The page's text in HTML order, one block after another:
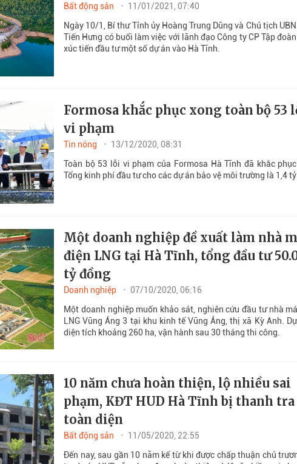
Bất động sản
11/01/2021, 07:40
Ngày 10/1, Bí thư Tỉnh ủy Hoàng Trung Dũng và Chủ tịch
Tiến Hưng có buổi làm việc với lãnh đạo Công ty CP Tập
xúc tiến đầu tư một số dự án vào Hà Tĩnh.
Formosa khắc phục xong toàn bộ 53
vi phạm
Tin nóng
13/12/2020, 08:31
Toàn bộ 53 lỗi vi phạm của Formosa Hà Tĩnh đã khắc phục
Tổng kinh phí đầu tư cho các dự án bảo vệ môi trường là 1,4 tỷ
Một doanh nghiệp đề xuất làm nhà
điện LNG tại Hà Tĩnh, tổng đầu tư
tỷ đồng
Doanh nghiệp
07/10/2020, 06:16
Một doanh nghiệp muốn khảo sát, nghiên cứu đầu tư nhà
LNG Vũng Áng 3 tại khu kinh tế Vũng Áng, thị xã Kỳ Anh.
diện tích khoảng 260 ha, vận hành sau 30 tháng thi công.
10 năm chưa hoàn thiện, lộ nhiều sai
phạm, KĐT HUD Hà Tĩnh bị thanh tra
toàn diện
Bất động sản
11/05/2020, 22:55
Đến nay, sau gần 10 năm kể từ khi được chấp thuận chủ